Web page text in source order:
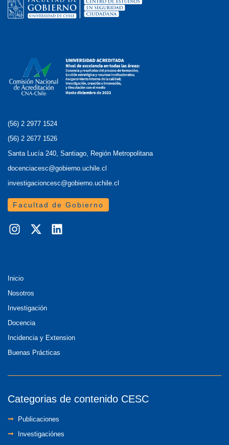
(56) 2 2977 1524
(56) 2 2677 1526
Santa Lucía 240, Santiago, Región Metropolitana
docenciacesc@gobierno.uchile.cl
investigacioncesc@gobierno.uchile.cl
Facultad de Gobierno
Inicio
Nosotros
Investigación
Docencia
Incidencia y Extension
Buenas Prácticas
Categorias de contenido CESC
Publicaciones
Investigaciónes